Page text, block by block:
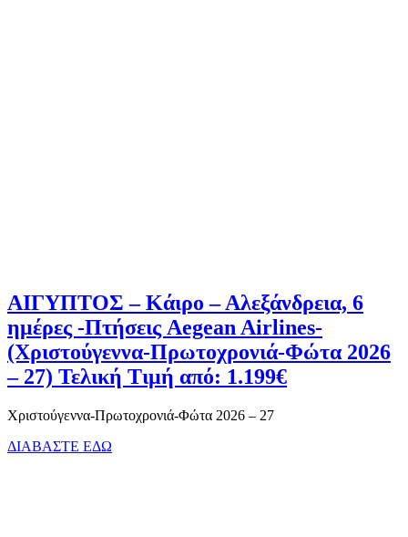
ΑΙΓΥΠΤΟΣ – Κάιρο – Αλεξάνδρεια, 6
ημέρες -Πτήσεις Aegean Airlines-
(Χριστούγεννα-Πρωτοχρονιά-Φώτα 2026
– 27) Τελική Τιμή από: 1.199€
Χριστούγεννα-Πρωτοχρονιά-Φώτα 2026 – 27
ΔΙΑΒΑΣΤΕ ΕΔΩ